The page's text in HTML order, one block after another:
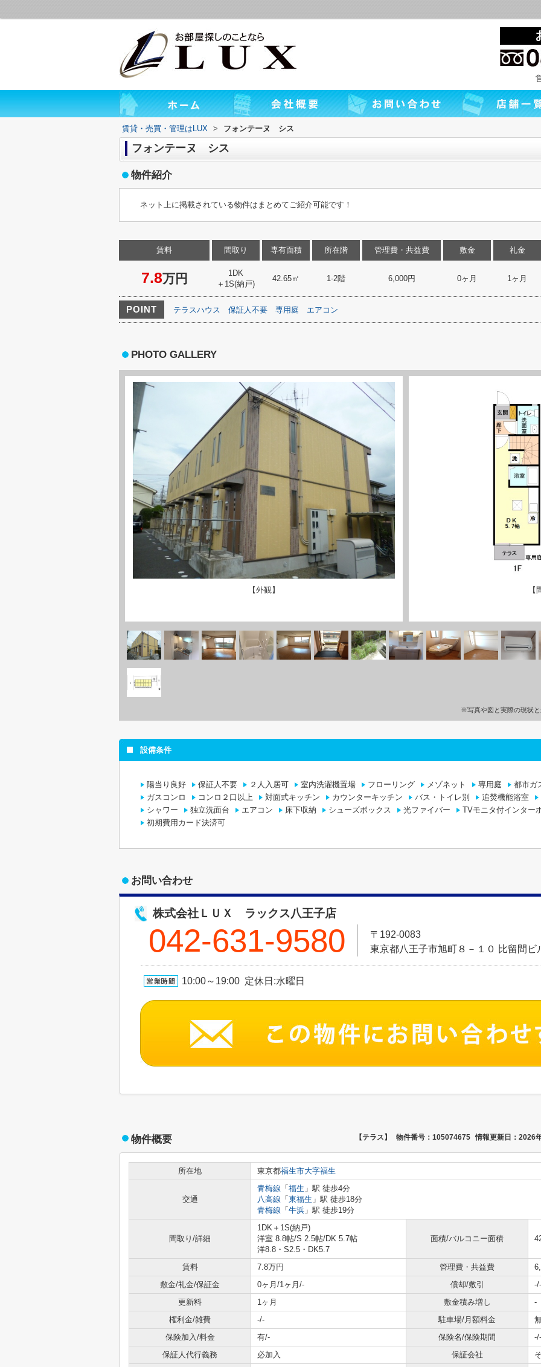
賃貸・売買・管理はLUX > フォンテーヌ シス
フォンテーヌ シス
物件紹介
ネット上に掲載されている物件はまとめてご紹介可能です！
賃料
7.8万円
間取り
1DK
＋1S(納戸)
専有面積
42.65㎡
所在階
1-2階
管理費・共益費
6,000円
敷金
0ヶ月
礼金
1ヶ月
POINT テラスハウス 保証人不要 専用庭 エアコン
PHOTO GALLERY
【外観】 【
※写真や図と実際の現状
設備条件
陽当り良好 保証人不要 ２人入居可 室内洗濯機置場 フローリング メゾネット 専用庭
都市ガ
ガスコンロ
コンロ２口以上 対面式キッチン カウンターキッチン バス・トイレ別
追焚機能浴室
シャワー
独立洗面台 エアコン 床下収納 シューズボックス 光ファイバー
TVモニタ付インター
初期費用カード決済可
お問い合わせ
株式会社ＬＵＸ ラックス八王子店
042-631-9580
〒192-0083
東京都八王子市旭町８－１０ 比留間ビ
10:00～19:00 定休日:水曜日
物件概要 【テラス】 物件番号：105074675 情報更新日：2026
所在地 東京都福生市大字福生
交通
青梅線 「 福生 」駅 徒歩4分
八高線 「 東福生 」駅 徒歩18分
青梅線 「 牛浜 」駅 徒歩19分
間取り/詳細
1DK＋1S(納戸)
洋室 8.8帖/S 2.5帖/DK 5.7帖
洋8.8・S2.5・DK5.7
面積/バルコニー面積
賃料 7.8万円 管理費・共益費
敷金/礼金/保証金
0ヶ月/1ヶ月/- 償却/敷引
-/-
更新料
1ヶ月 敷金積み増し
-
権利金/雑費
-/- 駐車場/月額料金
保険加入/料金
有/- 保険名/保険期間
-/-
保証人代行義務
必加入 保証会社